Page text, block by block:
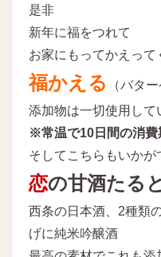
是非
新年に福をつれて
お家にもってかえって
福かえる
（バタ
添加物は一切使用して
※常温で10日間の消
そしてこちらもいかが
恋の甘酒たると
西条の日本酒、2種類
げに純米吟醸酒